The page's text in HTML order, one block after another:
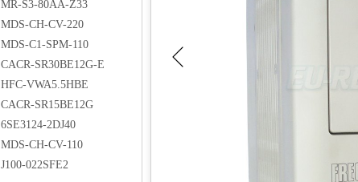
MR-S3-80AA-Z33
MDS-CH-CV-220
MDS-C1-SPM-110
CACR-SR30BE12G-E
HFC-VWA5.5HBE
CACR-SR15BE12G
6SE3124-2DJ40
MDS-CH-CV-110
J100-022SFE2